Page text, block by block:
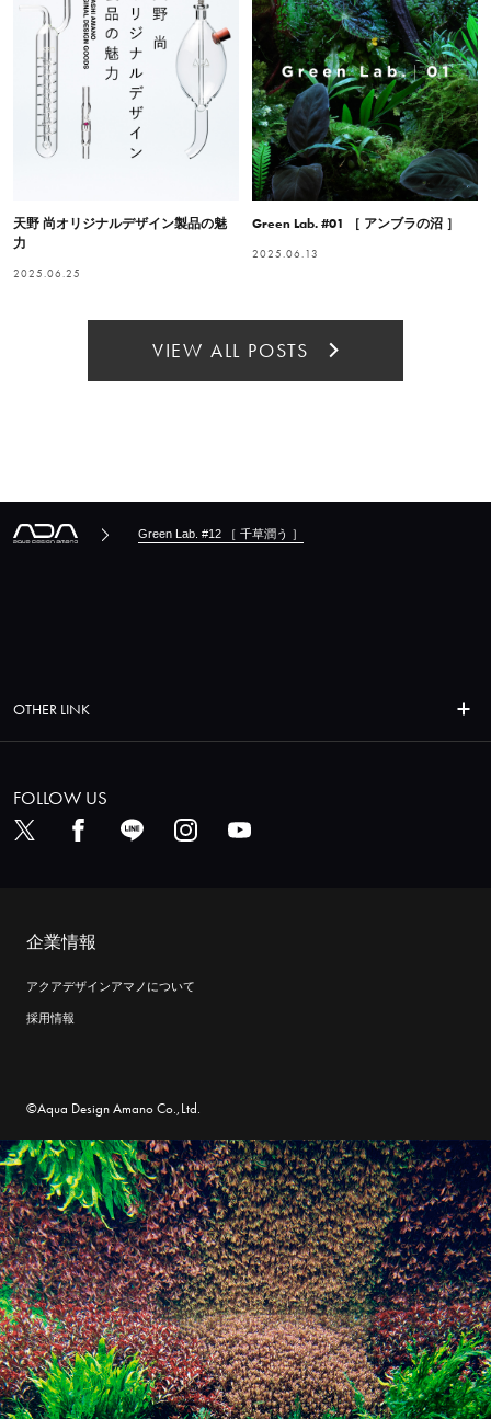
天野 尚オリジナルデザイン製品の魅
力
2025.06.25
Green Lab. #01 ［ アンブラの沼 ］
2025.06.13
VIEW ALL POSTS
Green Lab. #12 ［ 千草潤う ］
OTHER LINK
FOLLOW US
企業情報
アクアデザインアマノについて
採用情報
©Aqua Design Amano Co.,Ltd.